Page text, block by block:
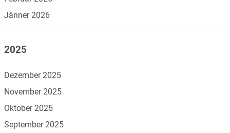
Jänner 2026
2025
Dezember 2025
November 2025
Oktober 2025
September 2025